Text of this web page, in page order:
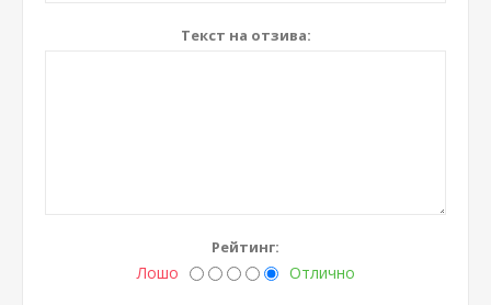
Текст на отзива:
Рейтинг:
Лошо Отлично